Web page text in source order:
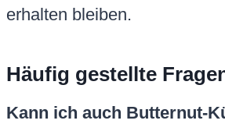
erhalten bleiben.
Häufig gestellte
Kann ich auch Butternut-